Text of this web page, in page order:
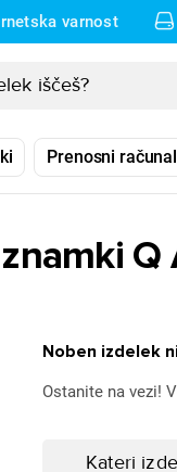
varnost
Prenosni
Q
Noben izdelek
Ostanite na vezi!